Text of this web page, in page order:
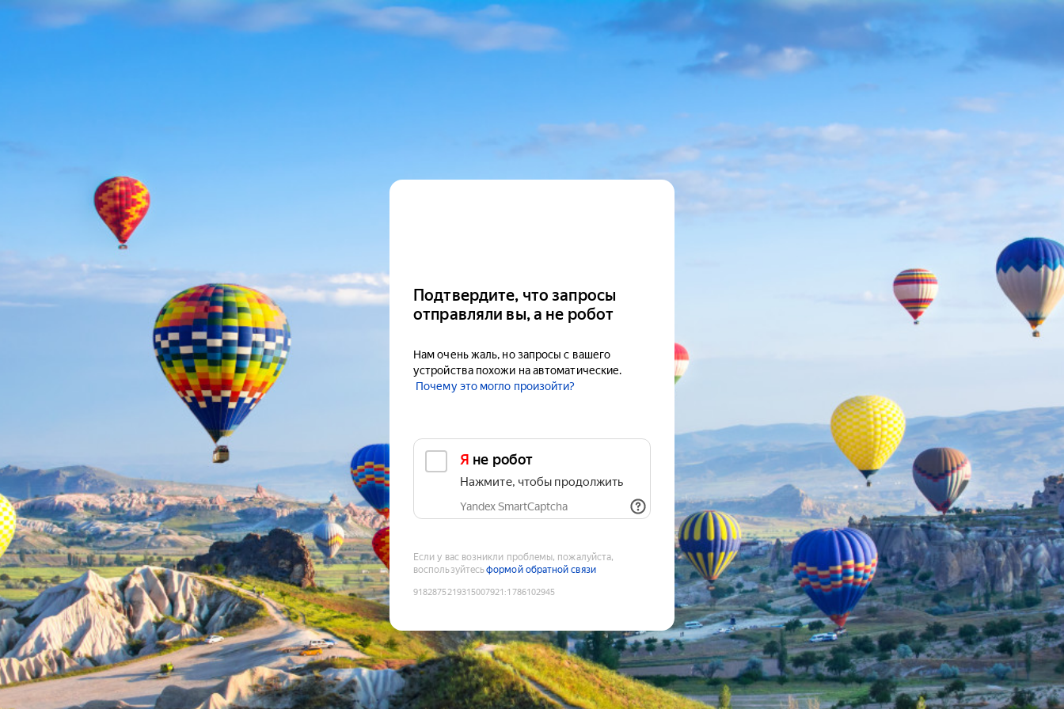
Подтвердите, что запросы
отправляли вы, а не робот
Нам очень жаль, но запросы с вашего
устройства похожи на автоматические.
Почему это могло произойти?
Я не робот
Нажмите, чтобы продолжить
Yandex SmartCaptcha
Если у вас возникли проблемы, пожалуйста,
воспользуйтесьформой обратной связи
9182875219315007921 :1786102945